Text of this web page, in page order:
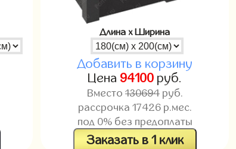
Длина x Ширина
Добавить в корзину
Цена 94100 руб.
Вместо 130694руб.
рассрочка 17426р.мес.
под 0% без предоплаты
Заказать в 1 клик